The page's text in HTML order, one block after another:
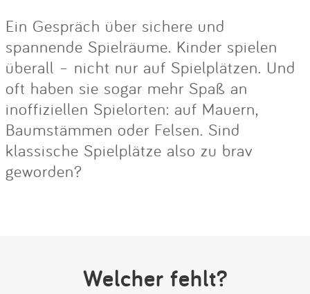
Ein Gespräch über sichere und
spannende Spielräume. Kinder spielen
überall – nicht nur auf Spielplätzen. Und
oft haben sie sogar mehr Spaß an
inoffiziellen Spielorten: auf Mauern,
Baumstämmen oder Felsen. Sind
klassische Spielplätze also zu brav
geworden?
Welcher fehlt?